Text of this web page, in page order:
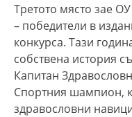
Третото място зае
– победители в
конкурса. Тази
собствена история
Капитан
Спортния шампион,
здравословни